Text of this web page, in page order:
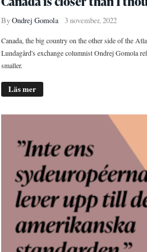
ByOndrej Gomola 3 november, 2022
Canada, the big country on the other side of the
Lundagård's exchange columnist Ondrej Gomola
smaller.
Läs mer